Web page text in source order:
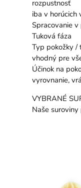
rozpustnosť
iba v horúcich
Spracovanie
Tuková fáza
Typ pokožky /
vhodný pre
Účinok na
vyrovnanie,
VYBRANÉ
Naše